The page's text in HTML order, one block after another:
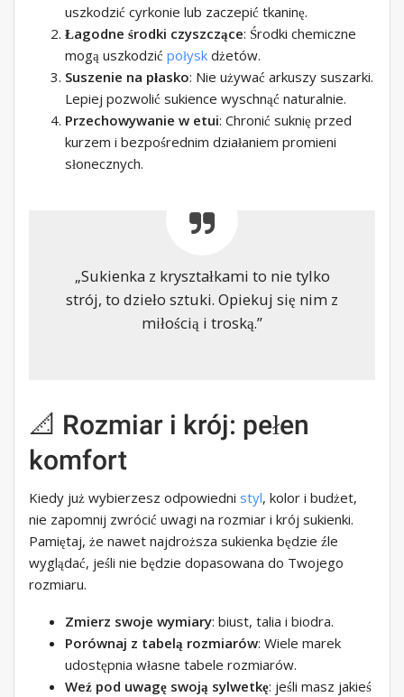
uszkodzić cyrkonie lub zaczepić tkaninę.
Łagodne środki czyszczące: Środki chemiczne
mogą uszkodzić połysk dżetów.
Suszenie na płasko: Nie używać arkuszy suszarki.
Lepiej pozwolić sukience wyschnąć naturalnie.
Przechowywanie w etui: Chronić suknię przed
kurzem i bezpośrednim działaniem promieni
słonecznych.
„Sukienka z kryształkami to nie tylko
strój, to dzieło sztuki. Opiekuj się nim z
miłością i troską.”
📐 Rozmiar i krój: pełen
komfort
Kiedy już wybierzesz odpowiedni styl, kolor i budżet,
nie zapomnij zwrócić uwagi na rozmiar i krój sukienki.
Pamiętaj, że nawet najdroższa sukienka będzie źle
wyglądać, jeśli nie będzie dopasowana do Twojego
rozmiaru.
Zmierz swoje wymiary: biust, talia i biodra.
Porównaj z tabelą rozmiarów: Wiele marek
udostępnia własne tabele rozmiarów.
Weź pod uwagę swoją sylwetkę: jeśli masz jakieś